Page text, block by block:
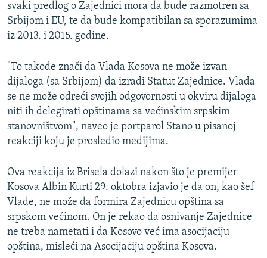
svaki predlog o Zajednici mora da bude razmotren sa
Srbijom i EU, te da bude kompatibilan sa sporazumima
iz 2013. i 2015. godine.
"To takođe znači da Vlada Kosova ne može izvan
dijaloga (sa Srbijom) da izradi Statut Zajednice. Vlada
se ne može odreći svojih odgovornosti u okviru dijaloga
niti ih delegirati opštinama sa većinskim srpskim
stanovništvom", naveo je portparol Stano u pisanoj
reakciji koju je prosledio medijima.
Ova reakcija iz Brisela dolazi nakon što je premijer
Kosova Albin Kurti 29. oktobra izjavio je da on, kao šef
Vlade, ne može da formira Zajednicu opština sa
srpskom većinom. On je rekao da osnivanje Zajednice
ne treba nametati i da Kosovo već ima asocijaciju
opština, misleći na Asocijaciju opština Kosova.